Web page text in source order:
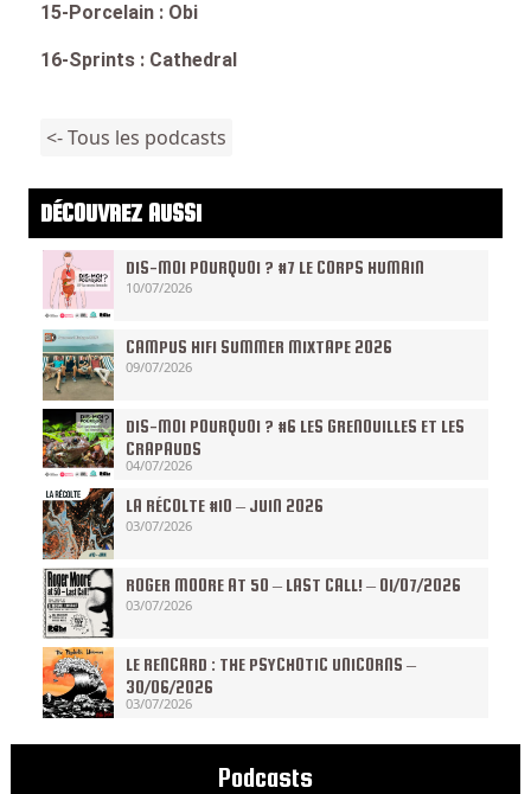
15-Porcelain : Obi
16-Sprints : Cathedral
<- Tous les podcasts
DÉCOUVREZ AUSSI
DIS-MOI POURQUOI ? #7 LE CORPS HUMAIN
10/07/2026
CAMPUS HIFI SUMMER MIXTAPE 2026
09/07/2026
DIS-MOI POURQUOI ? #6 LES GRENOUILLES ET LES
CRAPAUDS
04/07/2026
LA RÉCOLTE #10 – JUIN 2026
03/07/2026
ROGER MOORE AT 50 – LAST CALL! – 01/07/2026
03/07/2026
LE RENCARD : THE PSYCHOTIC UNICORNS –
30/06/2026
03/07/2026
Podcasts